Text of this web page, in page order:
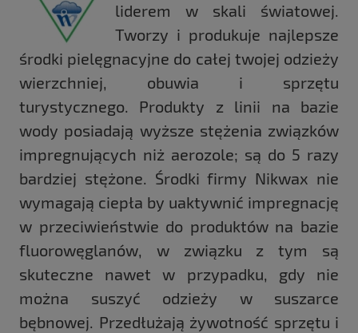
liderem w skali światowej.
Tworzy i produkuje najlepsze
środki pielęgnacyjne do całej twojej odzieży
wierzchniej, obuwia i sprzętu
turystycznego. Produkty z linii na bazie
wody posiadają wyższe stężenia związków
impregnujących niż aerozole; są do 5 razy
bardziej stężone. Środki firmy Nikwax nie
wymagają ciepła by uaktywnić impregnację
w przeciwieństwie do produktów na bazie
fluorowęglanów, w związku z tym są
skuteczne nawet w przypadku, gdy nie
można suszyć odzieży w suszarce
bębnowej. Przedłużają żywotność sprzętu i